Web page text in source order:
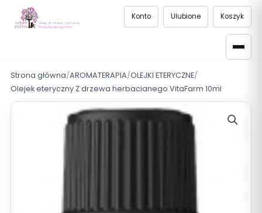
Konto Ulubione Koszyk
Strona główna/AROMATERAPIA/OLEJKI ETERYCZNE/
Olejek eteryczny Z drzewa herbacianego VitaFarm 10ml